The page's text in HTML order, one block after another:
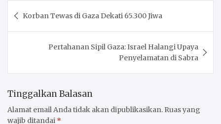
posKorban Tewas di Gaza Dekati 65.300 Jiwa
Pertahanan Sipil Gaza: Israel Halangi Upaya
Penyelamatan di Sabra
Tinggalkan Balasan
Alamat email Anda tidak akan dipublikasikan. Ruas yang
wajib ditandai *